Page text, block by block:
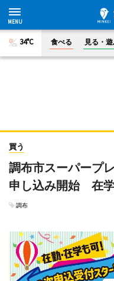
34°C 食べる 見る・
買う
調布市スーパープ
申し込み開始 在
調布